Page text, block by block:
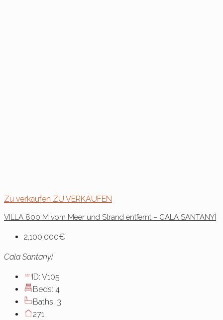
Zu verkaufen ZU VERKAUFEN
VILLA 800 M vom Meer und Strand entfernt – CALA SANTANYÍ
2,100,000€
Cala Santanyi
ID: V105
Beds: 4
Baths: 3
271